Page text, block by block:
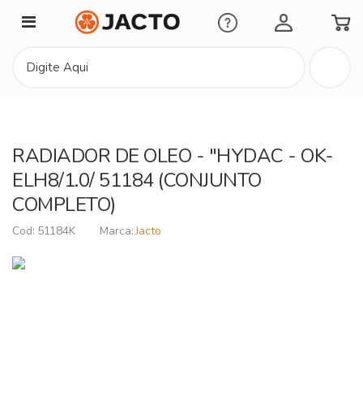
Minha Conta
RADIADOR DE OLEO - "HYDAC - OK-
ELH8/1.0/ 51184 (CONJUNTO
COMPLETO)
51184K Jacto